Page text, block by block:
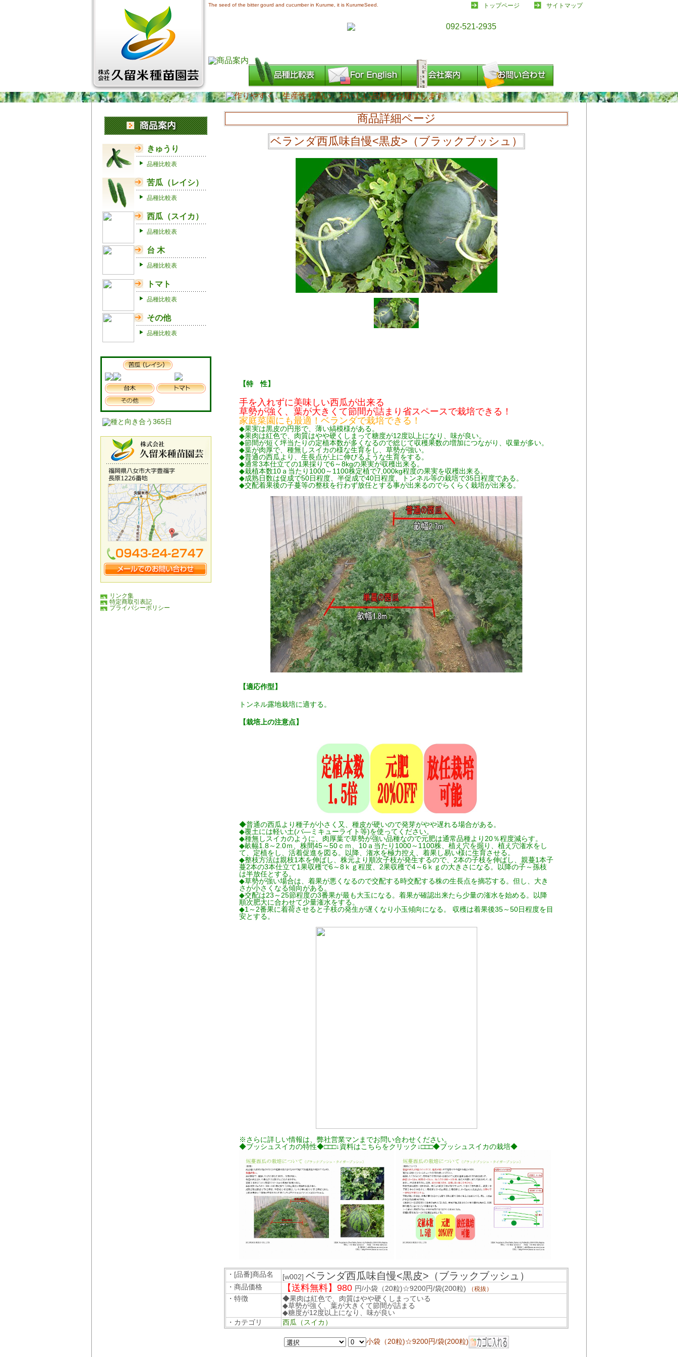
The seed of the bitter gourd and cucumber in Kurume, it is KurumeSeed. サイトマップ
トップページ
きゅうり
品種比較表
苦瓜（レイシ）
品種比較表
西瓜（スイカ）
品種比較表
台 木
品種比較表
トマト
品種比較表
その他
品種比較表
リンク集
特定商取引表記
プライバシーポリシー
商品詳細ページ
ベランダ西瓜味自慢<黒皮>（ブラックブッシュ）
【特 性】
手を入れずに美味しい西瓜が出来る
草勢が強く、葉が大きくて節間が詰まり省スペースで栽培できる！
家庭菜園にも最適！ベランダで栽培できる！
◆果実は黒皮の円形で、薄い縞模様がある。
◆果肉は紅色で、肉質はやや硬くしまって糖度が12度以上になり、味が良い。
◆節間が短く坪当たりの定植本数が多くなるので総じて収穫果数の増加につながり、収量が多い。
◆葉が肉厚で、種無しスイカの様な生育をし、草勢が強い。
◆普通の西瓜より、生長点が上に伸びるような生育をする。
◆通常3本仕立ての1果採りで6～8kgの果実が収穫出来る。
◆栽植本数10ａ当たり1000～1100株定植で7,000kg程度の果実を収穫出来る。
◆成熟日数は促成で50日程度、半促成で40日程度、トンネル等の栽培で35日程度である。
◆交配着果後の子蔓等の整枝を行わず放任とする事が出来るのでらくらく栽培が出来る。
【適応作型】
トンネル露地栽培に適する。
【栽培上の注意点】
◆普通の西瓜より種子が小さく又、種皮が硬いので発芽がやや遅れる場合がある。
◆覆土には軽い土(バ―ミキューライト等)を使ってください。
◆種無しスイカのように、肉厚葉で草勢が強い品種なので元肥は通常品種より20％程度減らす。
◆畝幅1.8～2.0ｍ、株間45～50ｃｍ、10ａ当たり1000～1100株、植え穴を掘り、植え穴潅水をし
て、定植をし、活着促進を図る。以降、潅水を極力控え、着果し易い様に生育させる。
◆整枝方法は親枝1本を伸ばし、株元より順次子枝が発生するので、2本の子枝を伸ばし、親蔓1本子
蔓2本の3本仕立て1果収穫で6～8ｋｇ程度、2果収穫で4～6ｋｇの大きさになる。以降の子～孫枝
は半放任とする。
◆草勢が強い場合は、着果が悪くなるので交配する時交配する株の生長点を摘芯する。但し、大き
さが小さくなる傾向がある。
◆交配は23～25節程度の3番果が最も大玉になる。着果が確認出来たら少量の潅水を始める。以降
順次肥大に合わせて少量潅水をする。
◆1～2番果に着荷させると子枝の発生が遅くなり小玉傾向になる。 収穫は着果後35～50日程度を目
安とする。
※さらに詳しい情報は、弊社営業マンまでお問い合わせください。
◆ブッシュスイカの特性◆□□□↓資料はこちらをクリック↓□□□◆ブッシュスイカの栽培◆
・[品番]商品名 [w002] ベランダ西瓜味自慢<黒皮>（ブラックブッシュ）
・商品価格 【送料無料】980 円/小袋（20粒)☆9200円/袋(200粒) （税抜）
・特徴
◆果肉は紅色で、肉質はやや硬くしまっている
◆草勢が強く、葉が大きくて節間が詰まる
◆糖度が12度以上になり、味が良い
・カテゴリ
西瓜（スイカ）
小袋（20粒)☆9200円/袋(200粒)